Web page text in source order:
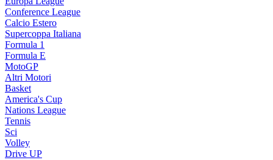
Conference League
Calcio Estero
Supercoppa Italiana
Formula 1
Formula E
MotoGP
Altri Motori
Basket
America's Cup
Nations League
Tennis
Sci
Volley
Drive UP